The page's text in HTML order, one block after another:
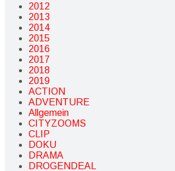
2012
2013
2014
2015
2016
2017
2018
2019
ACTION
ADVENTURE
Allgemein
CITYZOOMS
CLIP
DOKU
DRAMA
DROGENDEAL